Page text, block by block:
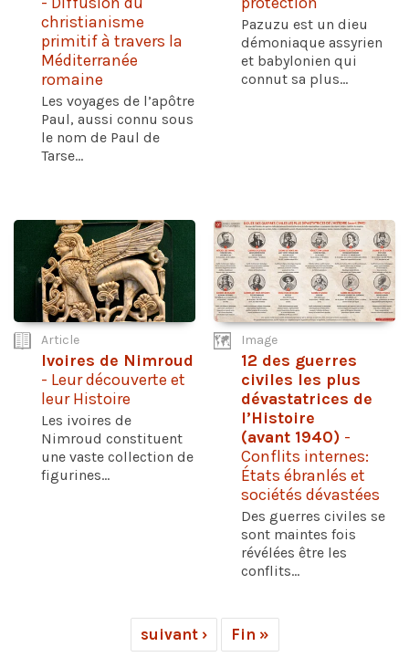
christianisme
primitif à travers la
Méditerranée
romaine
Les voyages de l’apôtre
Paul, aussi connu sous
le nom de Paul de
Tarse...
Pazuzu est un dieu
démoniaque assyrien
et babylonien qui
connut sa plus...
Article
Ivoires de Nimroud
- Leur découverte et
leur Histoire
Les ivoires de
Nimroud constituent
une vaste collection de
figurines...
Image
12 des guerres
civiles les plus
dévastatrices de
l’Histoire
(avant 1940) -
Conflits internes:
États ébranlés et
sociétés dévastées
Des guerres civiles se
sont maintes fois
révélées être les
conflits...
suivant › Fin »